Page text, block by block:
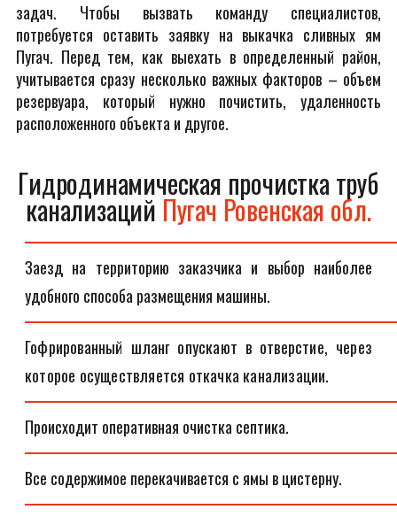
задач. Чтобы вызвать команду специалистов,
потребуется оставить заявку на выкачка сливных ям
Пугач. Перед тем, как выехать в определенный район,
учитывается сразу несколько важных факторов – объем
резервуара, который нужно почистить, удаленность
расположенного объекта и другое.
Гидродинамическая прочистка труб
канализаций Пугач Ровенская обл.
Заезд на территорию заказчика и выбор наиболее
удобного способа размещения машины.
Гофрированный шланг опускают в отверстие, через
которое осуществляется откачка канализации.
Происходит оперативная очистка септика.
Все содержимое перекачивается с ямы в цистерну.